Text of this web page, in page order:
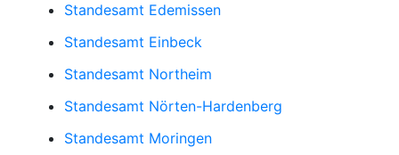
Standesamt Edemissen
Standesamt Einbeck
Standesamt Northeim
Standesamt Nörten-Hardenberg
Standesamt Moringen